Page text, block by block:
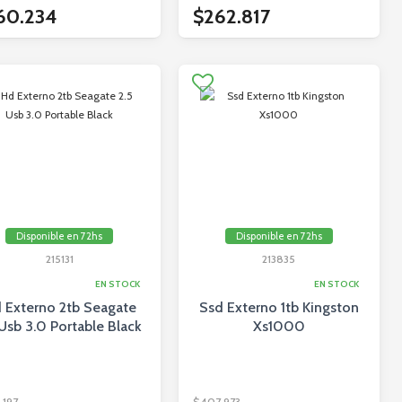
$262.817
Disponible en 72hs
215131
EN STOCK
Externo 2tb Seagate
3.0 Portable Black
Disponible en 72hs
213835
EN STOCK
Ssd Externo 1tb Kingston
Xs1000